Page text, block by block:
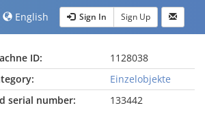
English Sign In Sign Up
ID:
1128038
Einzelobjekte
serial number:
133442